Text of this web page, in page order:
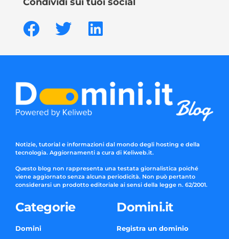
Condividi sui tuoi social
Notizie, tutorial e informazioni dal mondo degli hosting e della
tecnologia. Aggiornamenti a cura di Keliweb.it.
Questo blog non rappresenta una testata giornalistica poiché
viene aggiornato senza alcuna periodicità. Non può pertanto
considerarsi un prodotto editoriale ai sensi della legge n. 62/2001.
Categorie
Domini
Domini.it
Registra un dominio